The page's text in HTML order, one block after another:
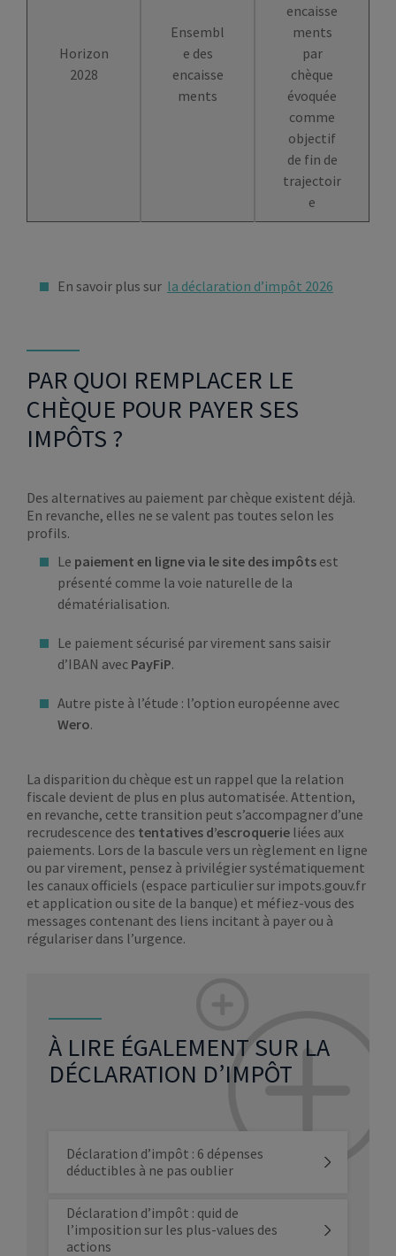
Horizon
2028
Ensembl
e des
encaisse
ments
encaisse
ments
par
chèque
évoquée
comme
objectif
de fin de
trajectoir
e
En savoir plus sur la déclaration d’impôt 2026
PAR QUOI REMPLACER LE
CHÈQUE POUR PAYER SES
IMPÔTS ?
Des alternatives au paiement par chèque existent déjà.
En revanche, elles ne se valent pas toutes selon les
profils.
Le paiement en ligne via le site des impôts est
présenté comme la voie naturelle de la
dématérialisation.
Le paiement sécurisé par virement sans saisir
d’IBAN avec PayFiP.
Autre piste à l’étude : l’option européenne avec
Wero.
La disparition du chèque est un rappel que la relation
fiscale devient de plus en plus automatisée. Attention,
en revanche, cette transition peut s’accompagner d’une
recrudescence des tentatives d’escroquerie liées aux
paiements. Lors de la bascule vers un règlement en ligne
ou par virement, pensez à privilégier systématiquement
les canaux officiels (espace particulier sur impots.gouv.fr
et application ou site de la banque) et méfiez-vous des
messages contenant des liens incitant à payer ou à
régulariser dans l’urgence.
À LIRE ÉGALEMENT SUR LA
DÉCLARATION D’IMPÔT
Déclaration d’impôt : 6 dépenses
déductibles à ne pas oublier
Déclaration d’impôt : quid de
l’imposition sur les plus-values des
actions